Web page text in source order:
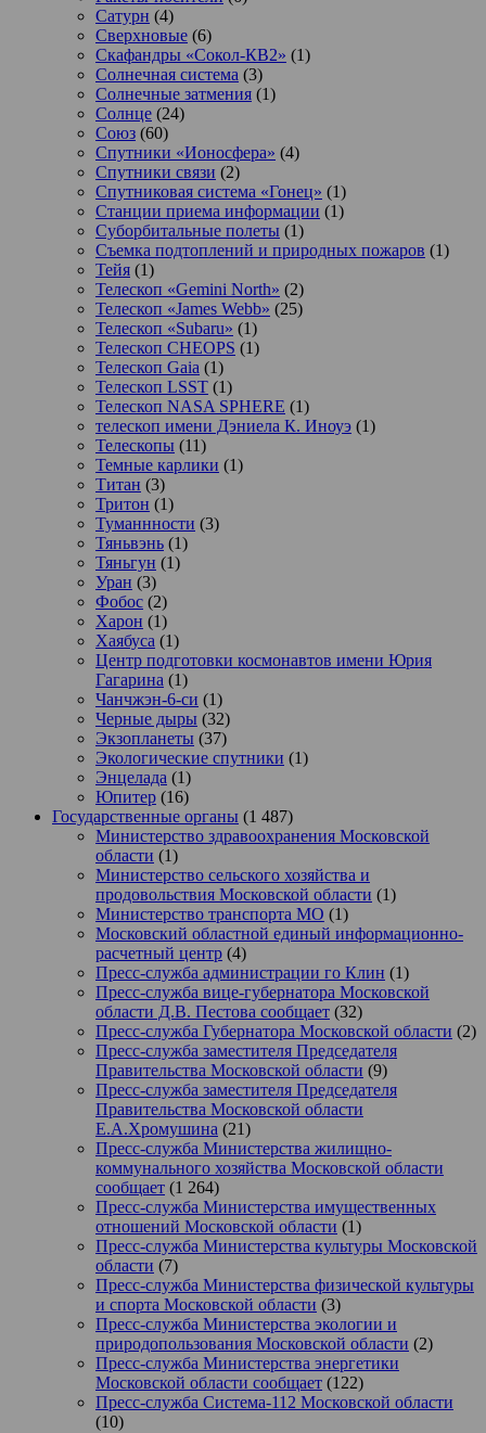
Сатурн (4)
Сверхновые (6)
Скафандры «Сокол-КВ2» (1)
Солнечная система (3)
Солнечные затмения (1)
Солнце (24)
Союз (60)
Спутники «Ионосфера» (4)
Спутники связи (2)
Спутниковая система «Гонец» (1)
Станции приема информации (1)
Суборбитальные полеты (1)
Съемка подтоплений и природных пожаров (1)
Тейя (1)
Телескоп «Gemini North» (2)
Телескоп «James Webb» (25)
Телескоп «Subaru» (1)
Телескоп CHEOPS (1)
Телескоп Gaia (1)
Телескоп LSST (1)
Телескоп NASA SPHERE (1)
телескоп имени Дэниела К. Иноуэ (1)
Телескопы (11)
Темные карлики (1)
Титан (3)
Тритон (1)
Туманнности (3)
Тяньвэнь (1)
Тяньгун (1)
Уран (3)
Фобос (2)
Харон (1)
Хаябуса (1)
Центр подготовки космонавтов имени Юрия
Гагарина (1)
Чанчжэн-6-си (1)
Черные дыры (32)
Экзопланеты (37)
Экологические спутники (1)
Энцелада (1)
Юпитер (16)
Государственные органы (1 487)
Министерство здравоохранения Московской
области (1)
Министерство сельского хозяйства и
продовольствия Московской области (1)
Министерство транспорта МО (1)
Московский областной единый информационно-
расчетный центр (4)
Пресс-служба администрации го Клин (1)
Пресс-служба вице-губернатора Московской
области Д.В. Пестова сообщает (32)
Пресс-служба Губернатора Московской области (2)
Пресс-служба заместителя Председателя
Правительства Московской области (9)
Пресс-служба заместителя Председателя
Правительства Московской области
Е.А.Хромушина (21)
Пресс-служба Министерства жилищно-
коммунального хозяйства Московской области
сообщает (1 264)
Пресс-служба Министерства имущественных
отношений Московской области (1)
Пресс-служба Министерства культуры Московской
области (7)
Пресс-служба Министерства физической культуры
и спорта Московской области (3)
Пресс-служба Министерства экологии и
природопользования Московской области (2)
Пресс-служба Министерства энергетики
Московской области сообщает (122)
Пресс-служба Система-112 Московской области
(10)